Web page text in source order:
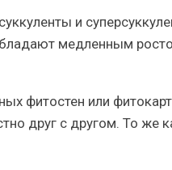
суккуленты и
медленным
фитостен или
друг с другом. То же